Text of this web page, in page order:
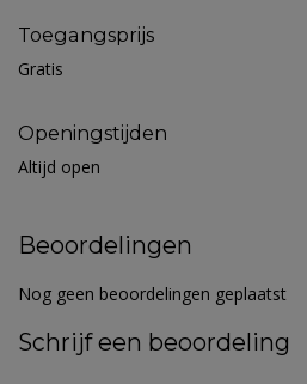
Toegangsprijs
Gratis
Openingstijden
Altijd open
Beoordelingen
Nog geen beoordelingen geplaatst
Schrijf een beoordeling